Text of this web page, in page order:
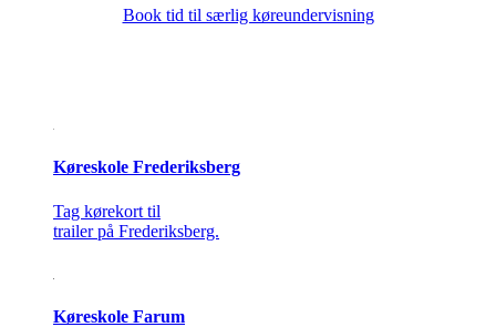
Book tid til særlig køreundervisning
Køreskole Frederiksberg
Tag kørekort til
trailer på Frederiksberg.
Køreskole Farum